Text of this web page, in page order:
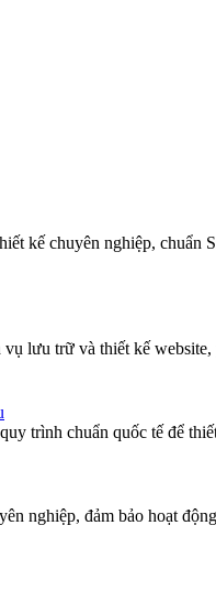
kế chuyên nghiệp, chuẩn
lưu trữ và thiết kế
trình chuẩn quốc tế để
nghiệp, đảm bảo hoạt